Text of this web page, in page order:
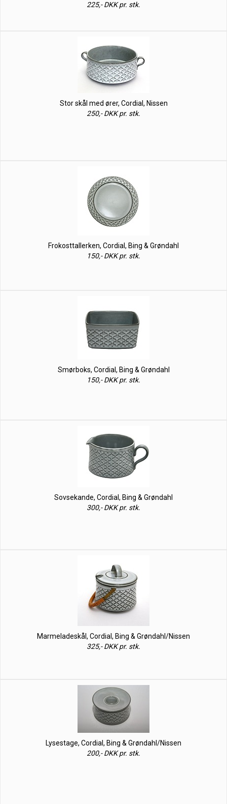
225,- DKK pr. stk.
Stor skål med ører, Cordial, Nissen
250,- DKK pr. stk.
Frokosttallerken, Cordial, Bing & Grøndahl
150,- DKK pr. stk.
Smørboks, Cordial, Bing & Grøndahl
150,- DKK pr. stk.
Sovsekande, Cordial, Bing & Grøndahl
300,- DKK pr. stk.
Marmeladeskål, Cordial, Bing & Grøndahl/Nissen
325,- DKK pr. stk.
Lysestage, Cordial, Bing & Grøndahl/Nissen
200,- DKK pr. stk.